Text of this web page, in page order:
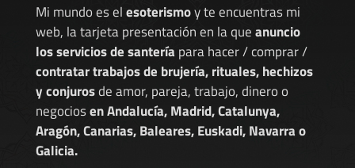
Mi mundo es elesoterismoy te encuentras mi
web, la tarjeta presentación en la queanuncio
los servicios de santería para hacer / comprar /
contratar trabajos de brujería, rituales, hechizos
y conjurosde amor, pareja, trabajo, dinero o
negociosen Andalucía, Madrid, Catalunya,
Aragón, Canarias, Baleares, Euskadi, Navarra o
Galicia.